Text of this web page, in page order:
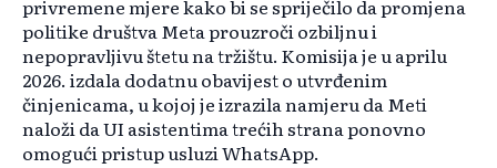
privremene mjere kako bi se spriječilo da promjena
politike društva Meta prouzroči ozbiljnu i
nepopravljivu štetu na tržištu. Komisija je u aprilu
2026. izdala dodatnu obavijest o utvrđenim
činjenicama, u kojoj je izrazila namjeru da Meti
naloži da UI asistentima trećih strana ponovno
omogući pristup usluzi WhatsApp.